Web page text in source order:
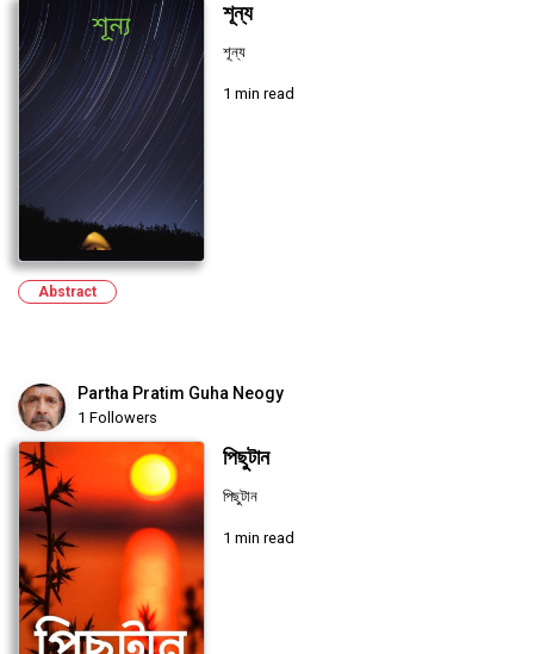
শূন্য
শূন্য
1 min read
Abstract
Partha Pratim Guha Neogy
1 Followers
পিছুটান
পিছুটান
1 min read